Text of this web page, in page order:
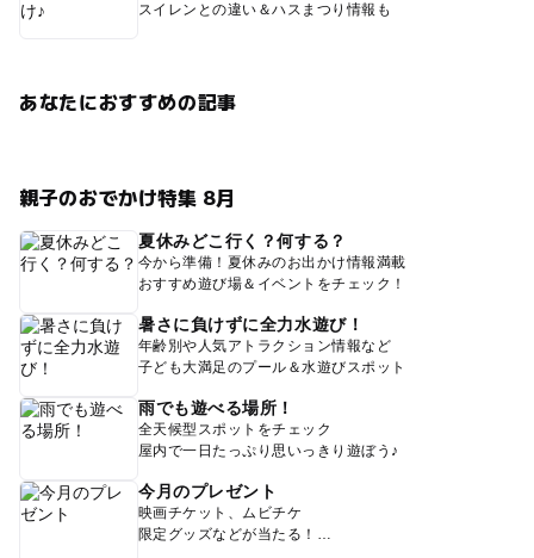
スイレンとの違い＆ハスまつり情報も
あなたにおすすめの記事
親子のおでかけ特集 8月
夏休みどこ行く？何する？
今から準備！夏休みのお出かけ情報満載
おすすめ遊び場＆イベントをチェック！
暑さに負けずに全力水遊び！
年齢別や人気アトラクション情報など
子ども大満足のプール＆水遊びスポット
雨でも遊べる場所！
全天候型スポットをチェック
屋内で一日たっぷり思いっきり遊ぼう♪
今月のプレゼント
映画チケット、ムビチケ
限定グッズなどが当たる！